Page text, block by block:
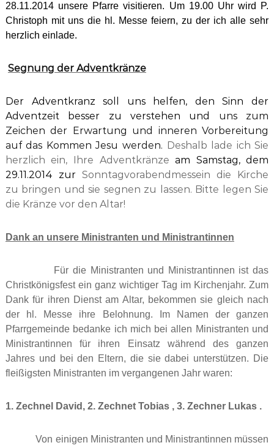
28.11.2014 unsere Pfarre visitieren. Um 19.00 Uhr wird P.
Christoph mit uns die hl. Messe feiern, zu der ich alle sehr
herzlich einlade.
Segnung der Adventkränze
Der Adventkranz soll uns helfen, den Sinn der
Adventzeit besser zu verstehen und uns zum
Zeichen der Erwartung und inneren Vorbereitung
auf das Kommen Jesu werden. Deshalb lade ich Sie
herzlich ein, Ihre Adventkränzeam Samstag, dem
29.11.2014 zur Sonntagvorabendmessein die Kirche
zu bringen und sie segnen zu lassen. Bitte legen Sie
die Kränze vor den Altar!
Dank an unsere Ministranten und Ministrantinnen
Für die Ministranten und Ministrantinnen ist das
Christkönigsfest ein ganz wichtiger Tag im Kirchenjahr. Zum
Dank für ihren Dienst am Altar, bekommen sie gleich nach
der hl. Messe ihre Belohnung. Im Namen der ganzen
Pfarrgemeinde bedanke ich mich bei allen Ministranten und
Ministrantinnen für ihren Einsatz während des ganzen
Jahres und bei den Eltern, die sie dabei unterstützen. Die
fleißigsten Ministranten im vergangenen Jahr waren:
1. Zechnel David, 2. Zechnet Tobias , 3. Zechner Lukas .
Von einigen Ministranten und Ministrantinnen müssen